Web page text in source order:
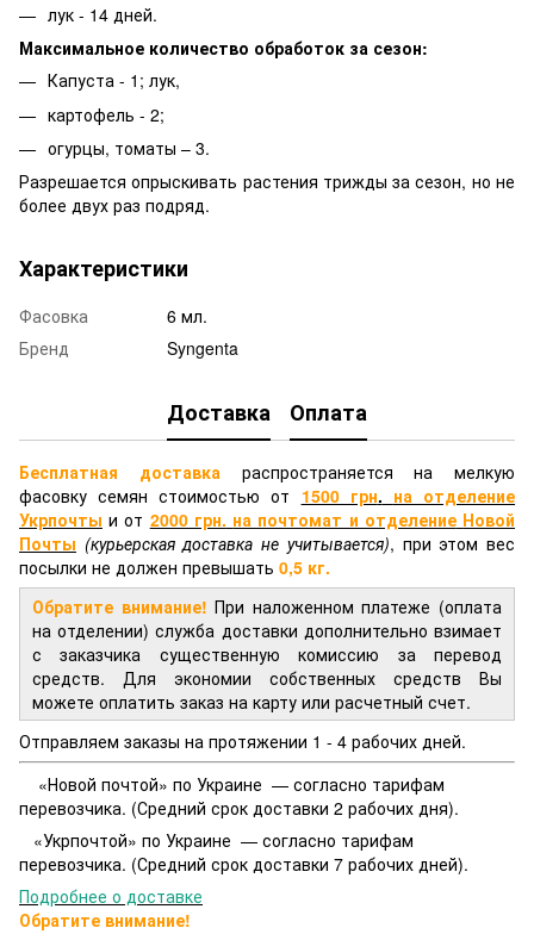
лук - 14 дней.
Максимальное количество обработок за сезон:
Капуста - 1; лук,
картофель - 2;
огурцы, томаты – 3.
Разрешается опрыскивать растения трижды за сезон, но не
более двух раз подряд.
Характеристики
Фасовка
6 мл.
Бренд
Syngenta
Доставка Оплата
Бесплатная доставка распространяется на мелкую
фасовку семян стоимостью от 1500 грн. на отделение
Укрпочты и от 2000 грн. на почтомат и отделение Новой
Почты (курьерская доставка не учитывается), при этом вес
посылки не должен превышать 0,5 кг.
Обратите внимание!При наложенном платеже (оплата
на отделении) служба доставки дополнительно взимает
с заказчика существенную комиссию за перевод
средств. Для экономии собственных средств Вы
можете оплатить заказ на карту или расчетный счет.
Отправляем заказы на протяжении 1 - 4 рабочих дней.
«Новой почтой» по Украине — согласно тарифам
перевозчика. (Средний срок доставки 2 рабочих дня).
«Укрпочтой» по Украине — согласно тарифам
перевозчика. (Средний срок доставки 7 рабочих дней).
Подробнее о доставке
Обратите внимание!